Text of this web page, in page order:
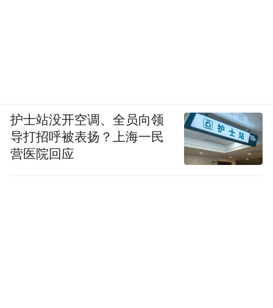
护士站没开空调、全员向领
导打招呼被表扬？上海一民
营医院回应